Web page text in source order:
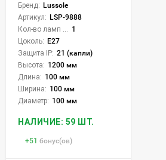
Бренд: Lussole
Артикул: LSP-9888
1
Цоколь: E27
Защита IP: 21 (капли)
Высота: 1200 мм
Длина: 100 мм
Ширина: 100 мм
Диаметр: 100 мм
НАЛИЧИЕ: 59 ШТ.
+51 бонус(ов)